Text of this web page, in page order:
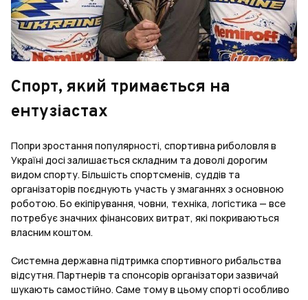
Спорт, який тримається на
ентузіастах
Попри зростання популярності, спортивна риболовля в
Україні досі залишається складним та доволі дорогим
видом спорту. Більшість спортсменів, суддів та
організаторів поєднують участь у змаганнях з основною
роботою. Бо екіпірування, човни, техніка, логістика — все
потребує значних фінансових витрат, які покриваються
власним коштом.
Системна державна підтримка спортивного рибальства
відсутня. Партнерів та спонсорів організатори зазвичай
шукають самостійно. Саме тому в цьому спорті особливо